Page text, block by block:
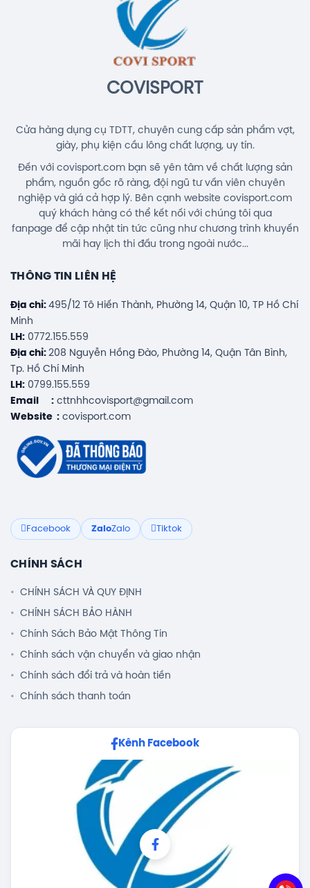
COVISPORT
Cửa hàng dụng cụ TDTT, chuyên cung cấp sản phẩm vợt,
giày, phụ kiện cầu lông chất lượng, uy tín.
Đến với covisport.com bạn sẽ yên tâm về chất lượng sản
phẩm, nguồn gốc rõ ràng, đội ngũ tư vấn viên chuyên
nghiệp và giá cả hợp lý. Bên cạnh website covisport.com
quý khách hàng có thể kết nối với chúng tôi qua
fanpage để cập nhật tin tức cũng như chương trình khuyến
mãi hay lịch thi đấu trong ngoài nước...
THÔNG TIN LIÊN HỆ
Địa chỉ: 495/12 Tô Hiến Thành, Phường 14, Quận 10, TP Hồ Chí
Minh
LH: 0772.155.559
Địa chỉ: 208 Nguyễn Hồng Đào, Phường 14, Quận Tân Bình,
Tp. Hồ Chí Minh
LH: 0799.155.559
Email : cttnhhcovisport@gmail.com
Website : covisport.com
Facebook ZaloZalo Tiktok
CHÍNH SÁCH
CHÍNH SÁCH VÀ QUY ĐỊNH
CHÍNH SÁCH BẢO HÀNH
Chính Sách Bảo Mật Thông Tin
Chính sách vận chuyển và giao nhận
Chính sách đổi trả và hoàn tiền
Chính sách thanh toán
Kênh Facebook